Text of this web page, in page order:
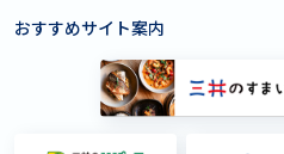
おすすめサイト案内